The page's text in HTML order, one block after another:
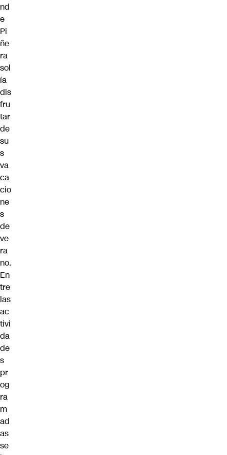
nd
e
Pi
ñe
ra
sol
ía
dis
fru
tar
de
su
s
va
ca
cio
ne
s
de
ve
ra
no.
En
tre
las
ac
tivi
da
de
s
pr
og
ra
m
ad
as
se